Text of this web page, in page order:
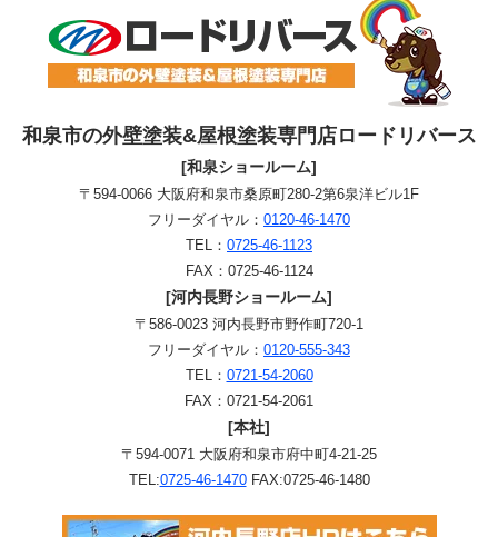
和泉市の外壁塗装&屋根塗装専門店ロードリバース
[和泉ショールーム]
〒594-0066 大阪府和泉市桑原町280-2第6泉洋ビル1F
フリーダイヤル： 0120-46-1470
TEL： 0725-46-1123
FAX：0725-46-1124
[河内長野ショールーム]
〒586-0023 河内長野市野作町720-1
フリーダイヤル： 0120-555-343
TEL： 0721-54-2060
FAX：0721-54-2061
[本社]
〒594-0071 大阪府和泉市府中町4-21-25
TEL:0725-46-1470FAX:0725-46-1480